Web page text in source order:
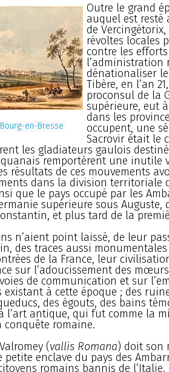
en-Bresse
Outre le grand
auquel est resté
de
révoltes locales
contre les
l’administration
dénationaliser
Tibère, en l’an
proconsul de la
supérieure, eut
dans les
occupent, une
Sacrovir était le
les gladiateurs gaulois
remportèrent une inutile
résultats de ces mouvements
dans la division territoriale
que le pays occupé par les
supérieure sous Auguste,
et plus tard de la
n’aient point laissé, de leur
des traces aussi
de la France, leur
sur l’adoucissement des
de communication et sur
existant à cette époque ; des
des égouts, des bains
l’art antique, qui fut comme la
romaine.
(vallis Romana) doit son
enclave du pays des
romains bannis de l’Italie.